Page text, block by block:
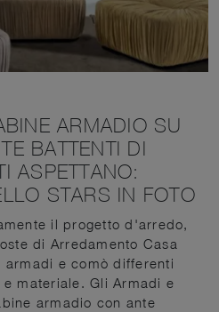
ARMADIO SU
BATTENTI DI
ASPETTANO:
STARS IN FOTO
il progetto d'arredo,
di Arredamento Casa
e comò differenti
materiale. Gli Armadi e
armadio con ante